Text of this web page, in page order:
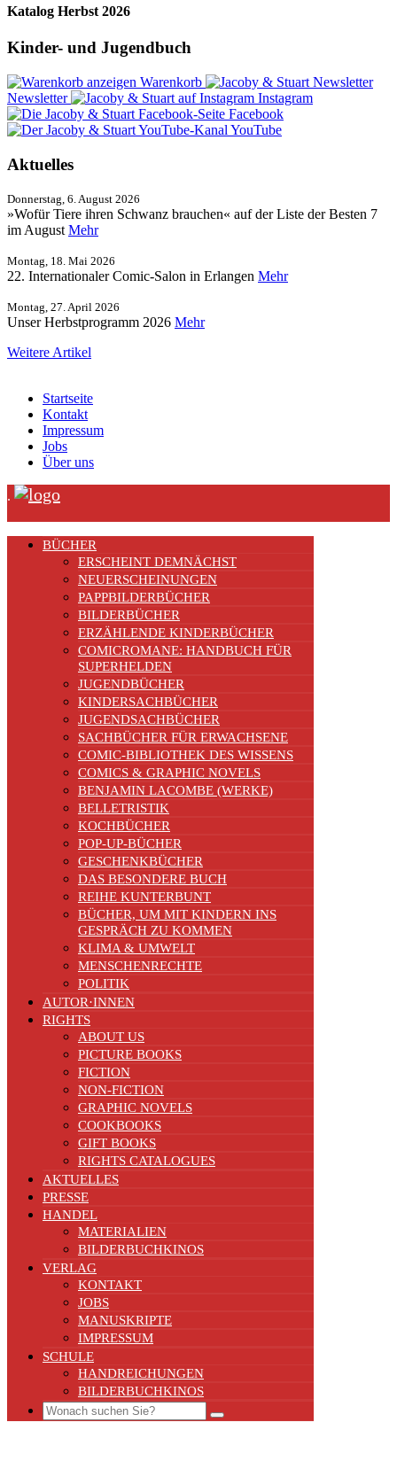
Katalog Herbst 2026
Kinder- und Jugendbuch
Warenkorb
Newsletter
Instagram
Facebook
YouTube
Aktuelles
Donnerstag, 6. August 2026
»Wofür Tiere ihren Schwanz brauchen« auf der Liste der Besten 7
im August Mehr
Montag, 18. Mai 2026
22. Internationaler Comic-Salon in Erlangen Mehr
Montag, 27. April 2026
Unser Herbstprogramm 2026 Mehr
Weitere Artikel
Startseite
Kontakt
Impressum
Jobs
Über uns
.
BÜCHER
ERSCHEINT DEMNÄCHST
NEUERSCHEINUNGEN
PAPPBILDERBÜCHER
BILDERBÜCHER
ERZÄHLENDE KINDERBÜCHER
COMICROMANE: HANDBUCH FÜR
SUPERHELDEN
JUGENDBÜCHER
KINDERSACHBÜCHER
JUGENDSACHBÜCHER
SACHBÜCHER FÜR ERWACHSENE
COMIC-BIBLIOTHEK DES WISSENS
COMICS & GRAPHIC NOVELS
BENJAMIN LACOMBE (WERKE)
BELLETRISTIK
KOCHBÜCHER
POP-UP-BÜCHER
GESCHENKBÜCHER
DAS BESONDERE BUCH
REIHE KUNTERBUNT
BÜCHER, UM MIT KINDERN INS
GESPRÄCH ZU KOMMEN
KLIMA & UMWELT
MENSCHENRECHTE
POLITIK
AUTOR·INNEN
RIGHTS
ABOUT US
PICTURE BOOKS
FICTION
NON-FICTION
GRAPHIC NOVELS
COOKBOOKS
GIFT BOOKS
RIGHTS CATALOGUES
AKTUELLES
PRESSE
HANDEL
MATERIALIEN
BILDERBUCHKINOS
VERLAG
KONTAKT
JOBS
MANUSKRIPTE
IMPRESSUM
SCHULE
HANDREICHUNGEN
BILDERBUCHKINOS
Search